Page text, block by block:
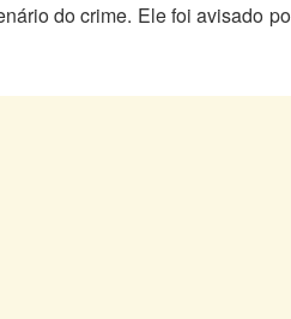
do crime. Ele foi avisado